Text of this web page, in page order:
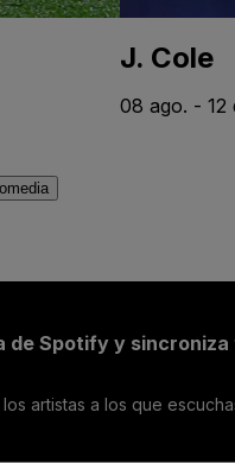
J. Cole
08 ago. - 12
de Spotify y
artistas a los que